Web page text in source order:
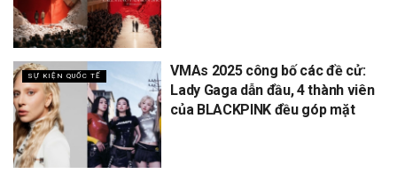
SỰ KIỆN QUỐC TẾ
VMAs 2025 công bố các đề cử:
Lady Gaga dẫn đầu, 4 thành viên
của BLACKPINK đều góp mặt